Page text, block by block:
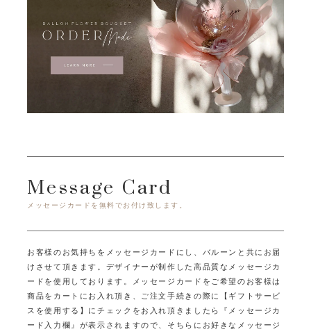
Message Card
メッセージカードを無料でお付け致します。
お客様のお気持ちをメッセージカードにし、バルーンと共にお届
けさせて頂きます。 デザイナーが制作した高品質なメッセージカ
ードを使用しております。
メッセージカードをご希望のお客様は
商品をカートにお入れ頂き、ご注文手続きの際に
【ギフトサービ
スを使用する】にチェックをお入れ頂きましたら
『メッセージカ
ード入力欄』が表示されますので、そちらにお好きなメッセージ